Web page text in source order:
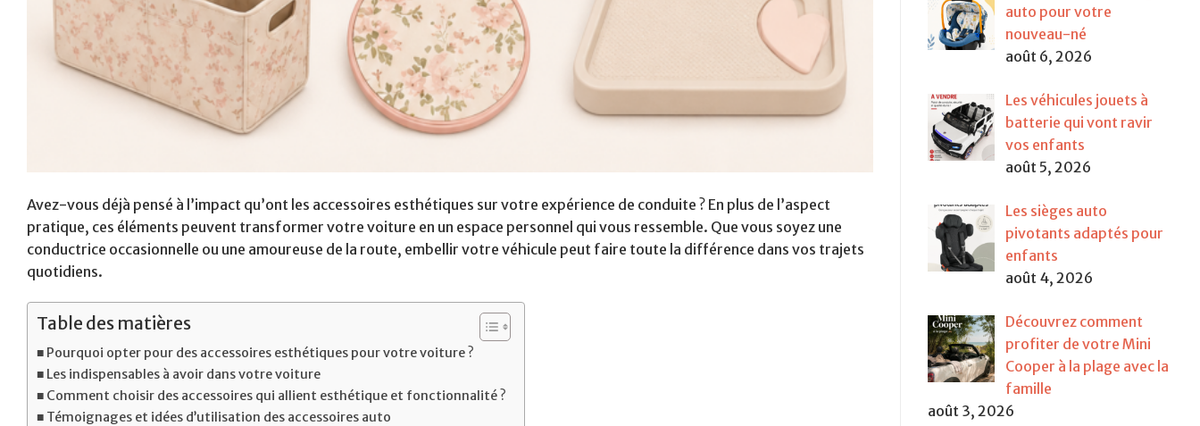
Avez-vous déjà pensé à l’impact qu’ont les accessoires esthétiques sur votre expérience de conduite ? En plus de l’aspect
pratique, ces éléments peuvent transformer votre voiture en un espace personnel qui vous ressemble. Que vous soyez une
conductrice occasionnelle ou une amoureuse de la route, embellir votre véhicule peut faire toute la différence dans vos trajets
quotidiens.
Table des matières
Pourquoi opter pour des accessoires esthétiques pour votre voiture ?
Les indispensables à avoir dans votre voiture
Comment choisir des accessoires qui allient esthétique et fonctionnalité ?
Témoignages et idées d’utilisation des accessoires auto
auto pour votre
nouveau-né
août 6, 2026
Les véhicules jouets à
batterie qui vont ravir
vos enfants
août 5, 2026
Les sièges auto
pivotants adaptés pour
enfants
août 4, 2026
Découvrez comment
profiter de votre Mini
Cooper à la plage avec la
famille
août 3, 2026